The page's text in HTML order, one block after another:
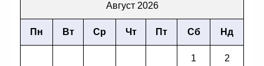
Август 2026
Пн Вт Ср Чт Пт Сб Нд
1 2